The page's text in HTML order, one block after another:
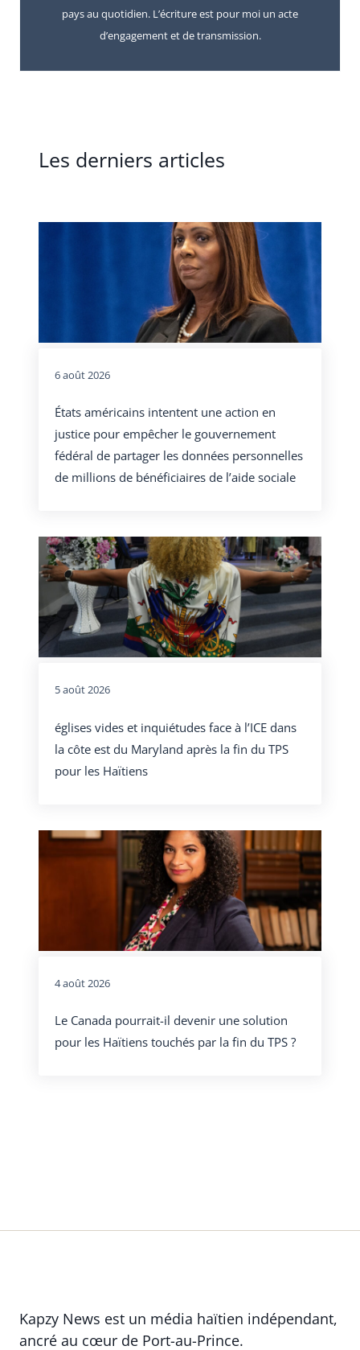
pays au quotidien. L’écriture est pour moi un acte
d’engagement et de transmission.
Les derniers articles
6 août 2026
États américains intentent une action en
justice pour empêcher le gouvernement
fédéral de partager les données personnelles
de millions de bénéficiaires de l’aide sociale
5 août 2026
églises vides et inquiétudes face à l’ICE dans
la côte est du Maryland après la fin du TPS
pour les Haïtiens
4 août 2026
Le Canada pourrait-il devenir une solution
pour les Haïtiens touchés par la fin du TPS ?
Kapzy News est un média haïtien indépendant,
ancré au cœur de Port-au-Prince.